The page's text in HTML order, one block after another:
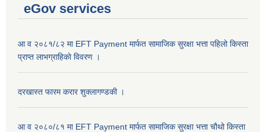
eGov services
आ व २०८१/८२ मा EFT Payment मार्फत सामाजिक सुरक्षा भत्ता पहिलो किस्ता
प्राप्त लाभग्राहिकाे विवरण ।
दरखास्त फारम करार शुक्लागण्डकी ।
आ व २०८०/८१ मा EFT Payment मार्फत सामाजिक सुरक्षा भत्ता चौथो किस्ता